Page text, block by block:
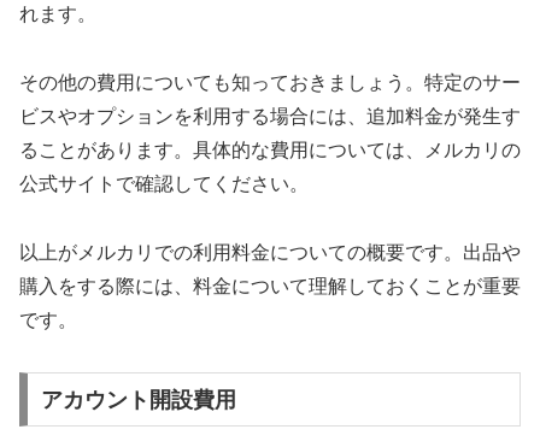
れます。
その他の費用についても知っておきましょう。特定のサー
ビスやオプションを利用する場合には、追加料金が発生す
ることがあります。具体的な費用については、メルカリの
公式サイトで確認してください。
以上がメルカリでの利用料金についての概要です。出品や
購入をする際には、料金について理解しておくことが重要
です。
アカウント開設費用